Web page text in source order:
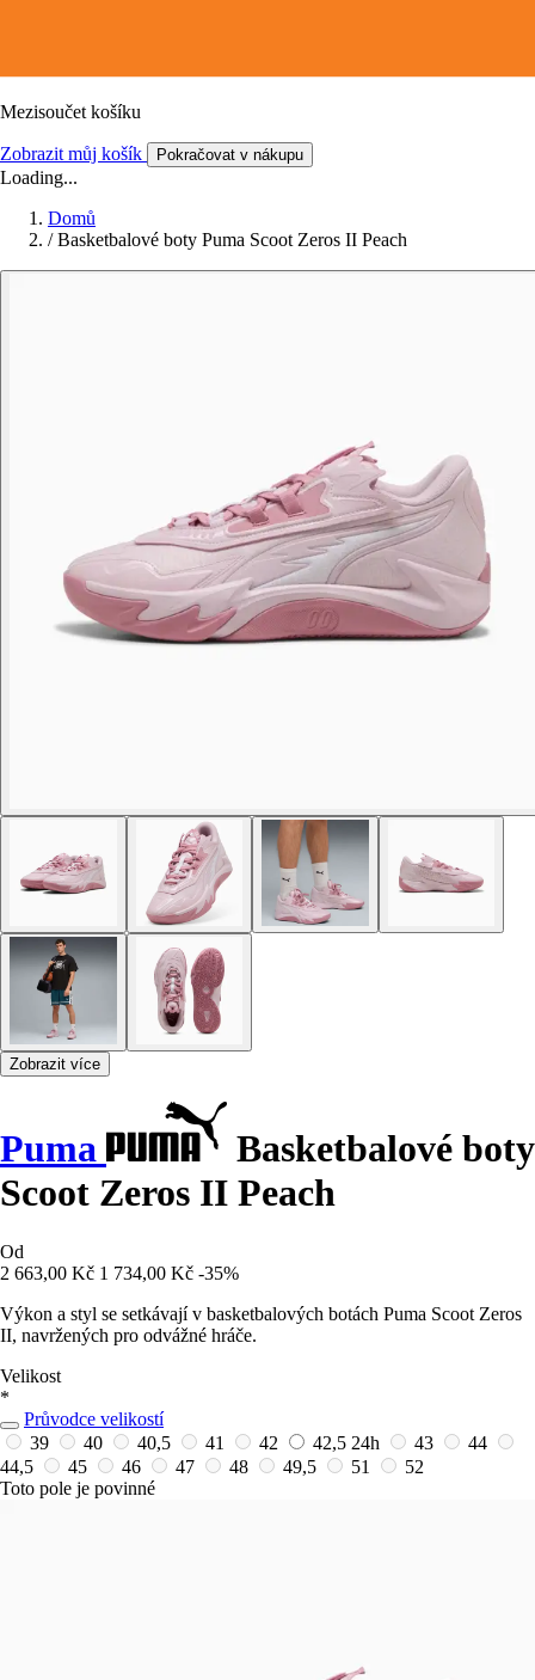
Mezisoučet košíku
Zobrazit můj košík Pokračovat v nákupu
Loading...
Domů
/ Basketbalové boty Puma Scoot Zeros II Peach
Zobrazit více
Puma
Basketbalové boty
Scoot Zeros II Peach
Od
2 663,00 Kč 1 734,00 Kč -35%
Výkon a styl se setkávají v basketbalových botách Puma Scoot Zeros
II, navržených pro odvážné hráče.
Velikost
*
Průvodce velikostí
39
40 40,5 41 42 42,5 24h 43
44
44,5
45 46 47 48 49,5 51
52
Toto pole je povinné